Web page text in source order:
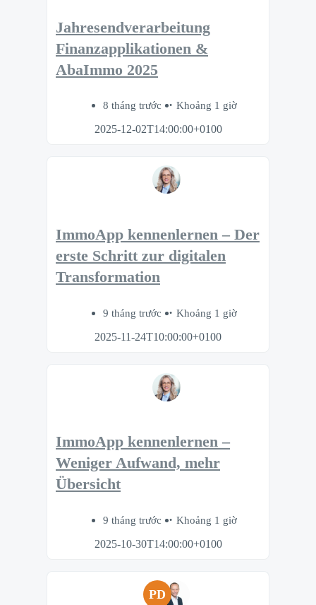
Jahresendverarbeitung
Finanzapplikationen &
AbaImmo 2025
8 tháng trước
Khoảng 1 giờ
2025-12-02T14:00:00+0100
ImmoApp kennenlernen – Der
erste Schritt zur digitalen
Transformation
9 tháng trước
Khoảng 1 giờ
2025-11-24T10:00:00+0100
ImmoApp kennenlernen –
Weniger Aufwand, mehr
Übersicht
9 tháng trước
Khoảng 1 giờ
2025-10-30T14:00:00+0100
PD